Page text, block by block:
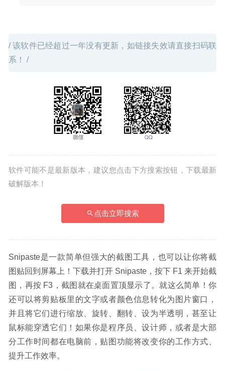
/ 该软件已经超过一年没有更新，如链接失效请直接扫码联
系！ /
软件可能不是最新版本，建议您点击下方搜索按钮，下载最新
破解版本！
点击立即搜索
Snipaste是一款简单但强大的截图工具，也可以让你将截
图贴回到屏幕上！下载并打开 Snipaste，按下 F1 来开始截
图，再按 F3，截图就在桌面置顶显示了。就这么简单！你
还可以将剪贴板里的文字或者颜色信息转化为图片窗口，
并且将它们进行缩放、旋转、翻转、设为半透明，甚至让
鼠标能穿透它们！如果你是程序员、设计师，或者是大部
分工作时间都在电脑前，贴图功能将改变你的工作方式、
提升工作效率。